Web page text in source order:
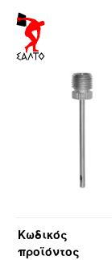
Κωδικός
προϊόντος